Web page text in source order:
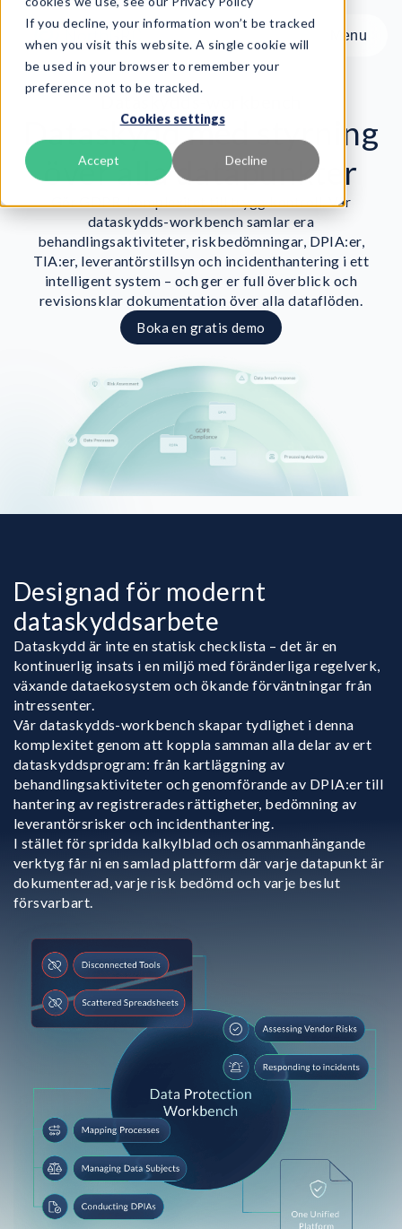
If you decline, your information won’t be tracked
when you visit this website. A single cookie will
be used in your browser to remember your
preference not to be tracked.
Cookies settings
Accept Decline
Menu
Menu
Produkt
Tjänster
Resurser
Om oss
Book Demo
Dataskydd med styrning
över alla datapunkter
Gör GDPR-komplexitet till trygg kontroll. Vår
dataskydds-workbench samlar era
behandlingsaktiviteter, riskbedömningar, DPIA:er,
TIA:er, leverantörstillsyn och incidenthantering i ett
intelligent system – och ger er full överblick och
revisionsklar dokumentation över alla dataflöden.
Boka en gratis demo
Designad för modernt
dataskyddsarbete
Dataskydd är inte en statisk checklista – det är en
kontinuerlig insats i en miljö med föränderliga regelverk,
växande dataekosystem och ökande förväntningar från
intressenter.
Vår dataskydds-workbench skapar tydlighet i denna
komplexitet genom att koppla samman alla delar av ert
dataskyddsprogram: från kartläggning av
behandlingsaktiviteter och genomförande av DPIA:er till
hantering av registrerades rättigheter, bedömning av
leverantörsrisker och incidenthantering.
I stället för spridda kalkylblad och osammanhängande
verktyg får ni en samlad plattform där varje datapunkt är
dokumenterad, varje risk bedömd och varje beslut
försvarbart.